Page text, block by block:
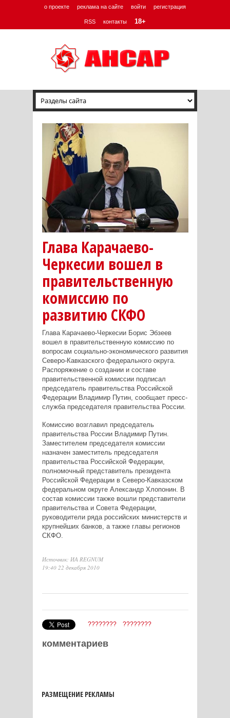
о проекте реклама на сайте войти регистрация
RSS контакты 18+
Глава Карачаево-
Черкесии вошел в
правительственную
комиссию по
развитию СКФО
Глава Карачаево-Черкесии Борис Эбзеев
вошел в правительственную комиссию по
вопросам социально-экономического развития
Северо-Кавказского федерального округа.
Распоряжение о создании и составе
правительственной комиссии подписал
председатель правительства Российской
Федерации Владимир Путин, сообщает пресс-
служба председателя правительства России.
Комиссию возглавил председатель
правительства России Владимир Путин.
Заместителем председателя комиссии
назначен заместитель председателя
правительства Российской Федерации,
полномочный представитель президента
Российской Федерации в Северо-Кавказском
федеральном округе Александр Хлопонин. В
состав комиссии также вошли представители
правительства и Совета Федерации,
руководители ряда российских министерств и
крупнейших банков, а также главы регионов
СКФО.
Источник: ИА REGNUM
19:40 22 декабря 2010
???????? ????????
комментариев
РАЗМЕЩЕНИЕ РЕКЛАМЫ